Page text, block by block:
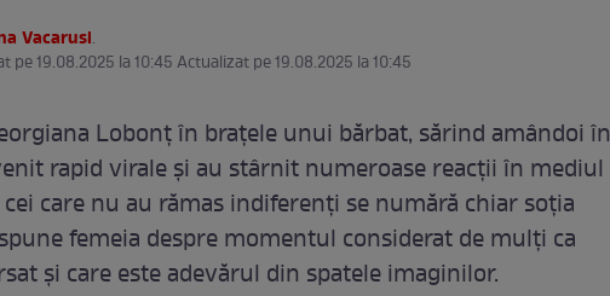
Vacarusi.
pe 19.08.2025 la 10:45 Actualizat pe 19.08.2025 la 10:45
Lobonț în brațele unui bărbat, sărind amândoi în
rapid virale și au stârnit numeroase reacții în mediul
care nu au rămas indiferenți se numără chiar soția
femeia despre momentul considerat de mulți ca
și care este adevărul din spatele imaginilor.